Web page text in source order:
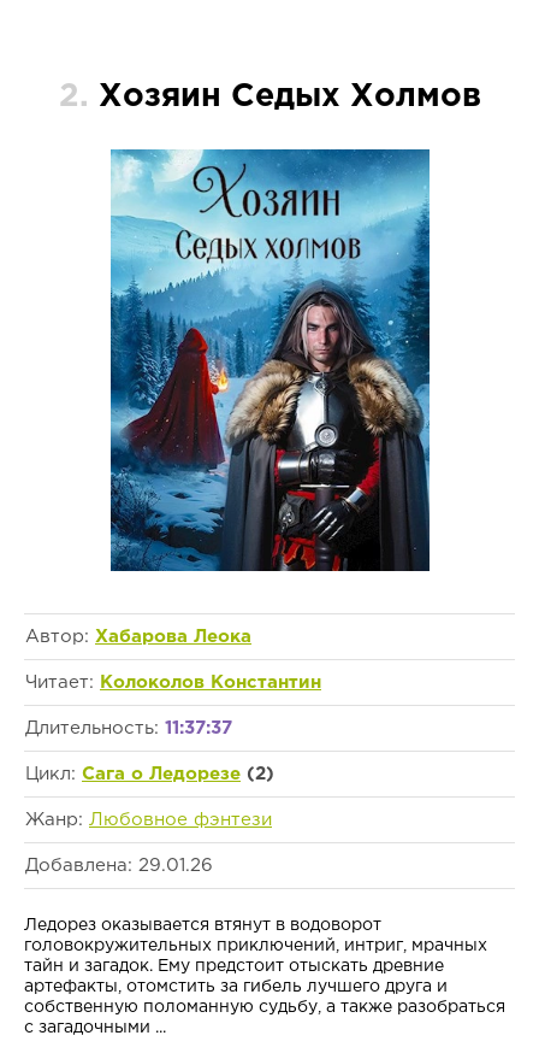
2. Хозяин Седых Холмов
Автор: Хабарова Леока
Читает: Колоколов Константин
Длительность: 11:37:37
Цикл: Сага о Ледорезе (2)
Жанр: Любовное фэнтези
Добавлена: 29.01.26
Ледорез оказывается втянут в водоворот
головокружительных приключений, интриг, мрачных
тайн и загадок. Ему предстоит отыскать древние
артефакты, отомстить за гибель лучшего друга и
собственную поломанную судьбу, а также разобраться
с загадочными ...